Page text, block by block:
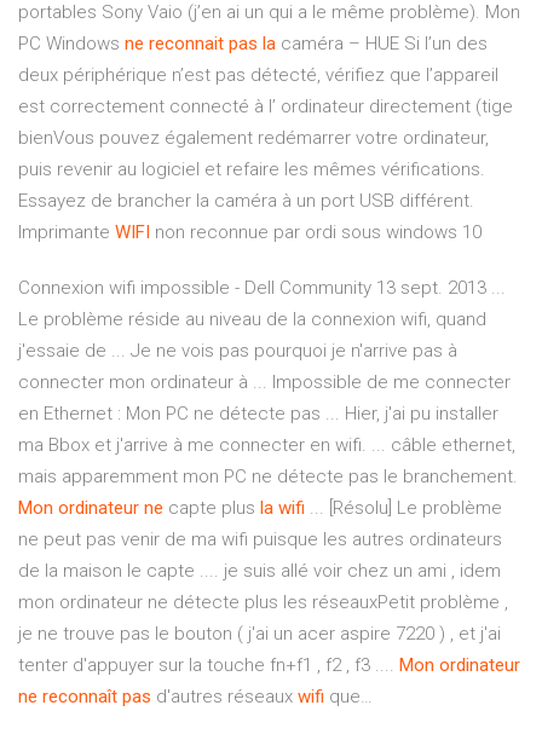
portables Sony Vaio (j’en ai un qui a le même problème). Mon
PC Windows ne reconnait pas la caméra – HUE Si l’un des
deux périphérique n’est pas détecté, vérifiez que l’appareil
est correctement connecté à l’ ordinateur directement (tige
bienVous pouvez également redémarrer votre ordinateur,
puis revenir au logiciel et refaire les mêmes vérifications.
Essayez de brancher la caméra à un port USB différent.
Imprimante WIFI non reconnue par ordi sous windows 10
Connexion wifi impossible - Dell Community 13 sept. 2013 ...
Le problème réside au niveau de la connexion wifi, quand
j'essaie de ... Je ne vois pas pourquoi je n'arrive pas à
connecter mon ordinateur à ... Impossible de me connecter
en Ethernet : Mon PC ne détecte pas ... Hier, j'ai pu installer
ma Bbox et j'arrive à me connecter en wifi. ... câble ethernet,
mais apparemment mon PC ne détecte pas le branchement.
Mon ordinateur ne capte plus la wifi ... [Résolu] Le problème
ne peut pas venir de ma wifi puisque les autres ordinateurs
de la maison le capte .... je suis allé voir chez un ami , idem
mon ordinateur ne détecte plus les réseauxPetit problème ,
je ne trouve pas le bouton ( j'ai un acer aspire 7220 ) , et j'ai
tenter d'appuyer sur la touche fn+f1 , f2 , f3 .... Mon ordinateur
ne reconnaît pas d'autres réseaux wifi que…